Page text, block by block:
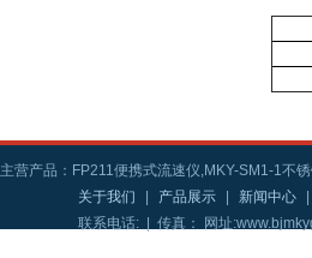
主营产品：FP211便携式流速仪,MKY-SM1-1不
关于我们
产品展示 新闻中心
联系电话: | 传真： 网址